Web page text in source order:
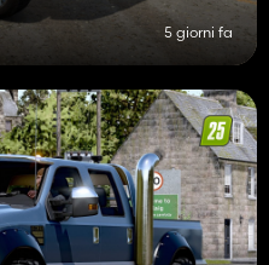
5 giorni fa